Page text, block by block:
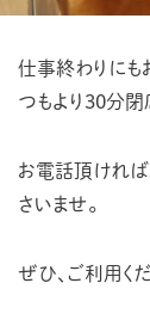
仕事終わりにも
つもより30分閉
お電話頂けれ
さいませ。
ぜひ、ご利用くだ